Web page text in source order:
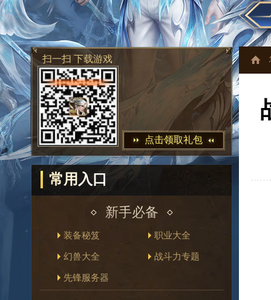
扫一扫 下载游戏
点击领取礼包
常用入口
新手必备
装备秘笈 职业大全
幻兽大全 战斗力专题
先锋服务器